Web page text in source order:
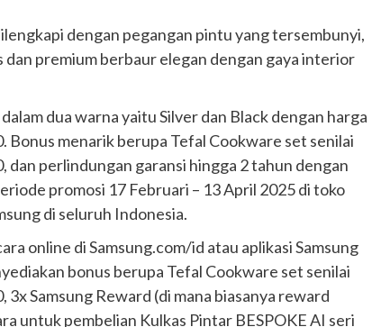
dengan pegangan pintu yang tersembunyi,
premium berbaur elegan dengan gaya interior
dua warna yaitu Silver dan Black dengan harga
Bonus menarik berupa Tefal Cookware set senilai
perlindungan garansi hingga 2 tahun dengan
promosi 17 Februari – 13 April 2025 di toko
di seluruh Indonesia.
online di Samsung.com/id atau aplikasi Samsung
bonus berupa Tefal Cookware set senilai
Samsung Reward (di mana biasanya reward
untuk pembelian Kulkas Pintar BESPOKE AI seri